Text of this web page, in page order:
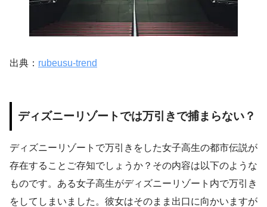
出典： rubeusu-trend
ディズニーリゾートでは万引きで捕まらない？
ディズニーリゾートで万引きをした女子高生の都市伝説が
存在することご存知でしょうか？その内容は以下のような
ものです。ある女子高生がディズニーリゾート内で万引き
をしてしまいました。彼女はそのまま出口に向かいますが